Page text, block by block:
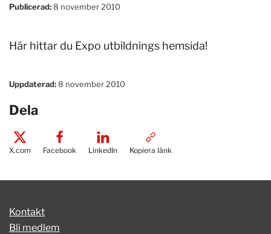
Publicerad:8 november 2010
Här hittar du Expo utbildnings hemsida!
Uppdaterad:8 november 2010
Dela
X.com Facebook LinkedIn Kopiera länk
Kontakt
Bli medlem